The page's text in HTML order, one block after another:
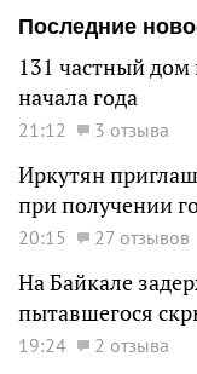
Последние
131 частный дом
начала года
21:12 3 отзыва
Иркутян
при получении
20:15 27 отзывов
На Байкале
пытавшегося
19:24 2 отзыва